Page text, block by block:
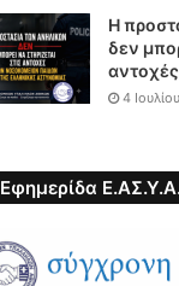
Η
δεν
Παίδων
4
Εφημερίδα